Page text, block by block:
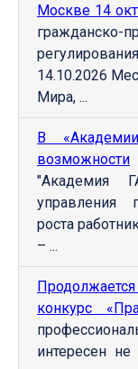
Москве 14
гражданско-
14.10.2026
Мира, ...
В
возможности
"Академия
управления
роста
– ...
конкурс
интересен